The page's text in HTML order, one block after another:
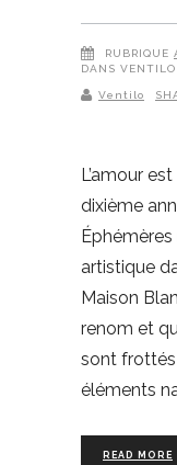
RUBRIQUE
DANS
Ventilo
L’amour
dixième
artistique
Maison
renom et
sont frottés
éléments
READ MORE